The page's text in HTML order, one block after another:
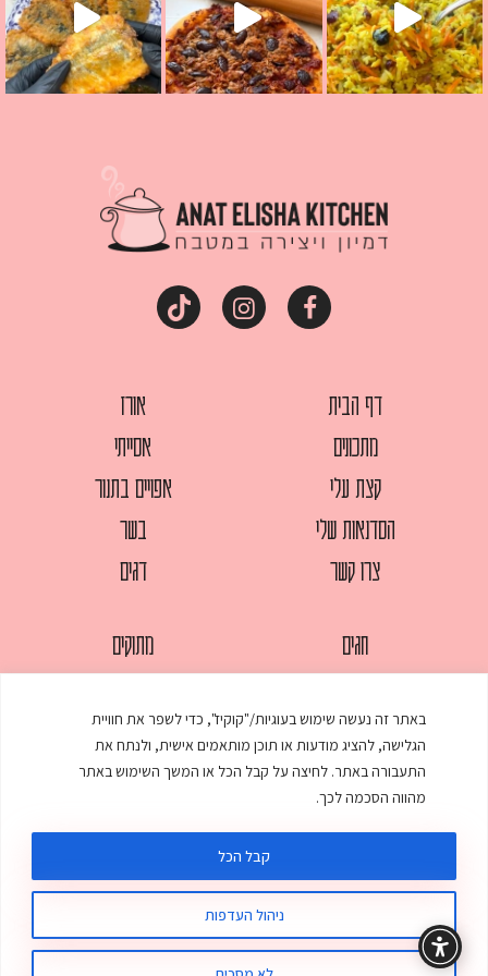
באתר זה נעשה שימוש בעוגיות/"קוקיז", כדי לשפר את חוויית
הגלישה, להציג מודעות או תוכן מותאמים אישית, ולנתח את
התעבורה באתר. לחיצה על קבל הכל או המשך השימוש באתר
מהווה הסכמה לכך.
ניהול העדפות
קבל הכל
דף הבית
מתכונים
קצת עלי
הסדנאות שלי
צרו קשר
אורז
אסייתי
אפויים בתנור
בשר
דגים
חגים
מאפים
ממולאים
מרקים
מתוקים
עוגות
עוף
© כל הזכויות שמורות לענת אלישע | עיצוב ובניית אתר
תקנון האתר מדיניות פרטיות